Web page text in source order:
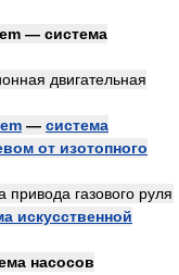
— система
двигательная
— система
от изотопного
привода газового руля
искусственной
насосов